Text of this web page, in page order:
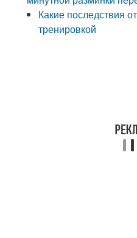
Какие последствия
тренировкой